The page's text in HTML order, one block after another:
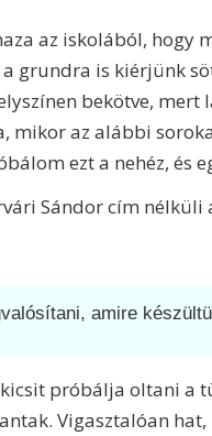
az iskolából, hogy
grundra is kiérjünk
bekötve, mert
mikor az alábbi
ezt a nehéz, és
Sándor cím
amire
próbálja oltani a
Vigasztalóan